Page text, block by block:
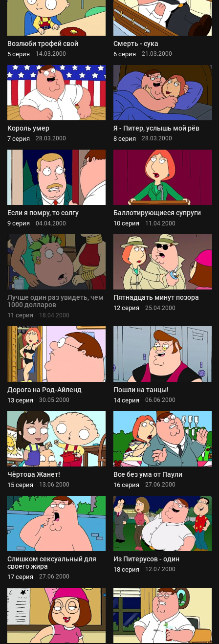
Возлюби трофей свой
5 серия 14.03.2000
Смерть - сука
6 серия 21.03.2000
Король умер
7 серия 28.03.2000
Я - Питер, услышь мой рёв
8 серия 28.03.2000
Если я помру, то солгу
9 серия 04.04.2000
Баллотирующиеся супруги
10 серия 11.04.2000
Лучше один раз увидеть, чем
1000 долларов
11 серия 18.04.2000
Пятнадцать минут позора
12 серия 25.04.2000
Дорога на Род-Айленд
13 серия 30.05.2000
Пошли на танцы!
14 серия 06.06.2000
Чёртова Жанет!
15 серия 13.06.2000
Все без ума от Паули
16 серия 27.06.2000
Слишком сексуальный для
своего жира
17 серия 27.06.2000
Из Питерусов - один
18 серия 12.07.2000